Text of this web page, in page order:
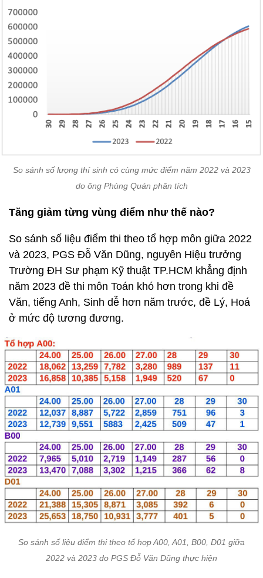
So sánh số lượng thí sinh có cùng mức điểm năm 2022 và 2023
do ông Phùng Quán phân tích
Tăng giảm từng vùng điểm như thế nào?
So sánh số liệu điểm thi theo tổ hợp môn giữa 2022
và 2023, PGS Đỗ Văn Dũng, nguyên Hiệu trưởng
Trường ĐH Sư phạm Kỹ thuật TP.HCM khẳng định
năm 2023 đề thi môn Toán khó hơn trong khi đề
Văn, tiếng Anh, Sinh dễ hơn năm trước, đề Lý, Hoá
ở mức độ tương đương.
So sánh số liệu điểm thi theo tổ hợp A00, A01, B00, D01 giữa
2022 và 2023 do PGS Đỗ Văn Dũng thực hiện